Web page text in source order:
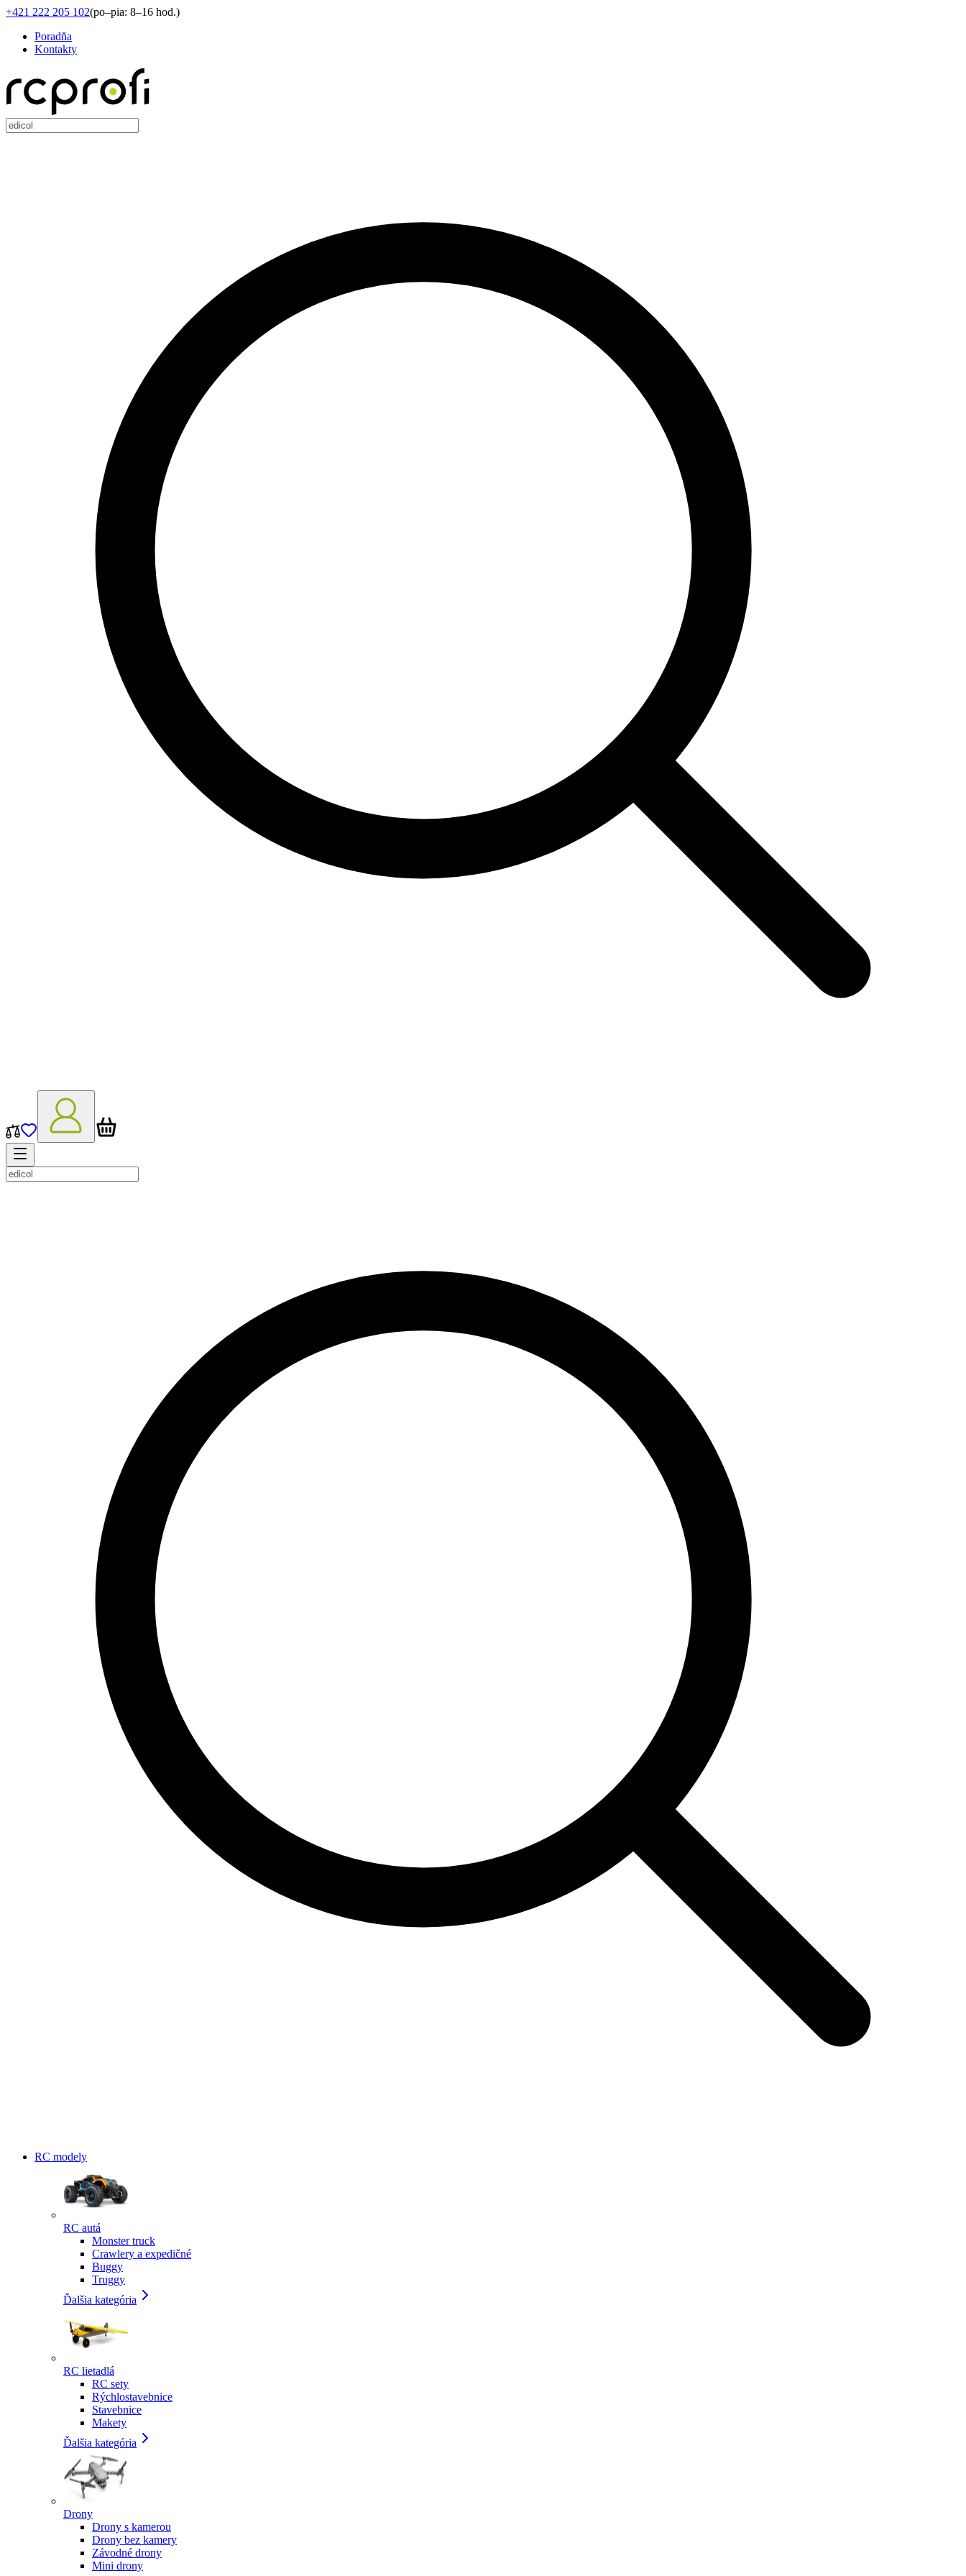
+421 222 205 102(po–pia: 8–16 hod.)
Poradňa
Kontakty
RC modely
RC autá
Monster truck
Crawlery a expedičné
Buggy
Truggy
Ďalšia kategória
RC lietadlá
RC sety
Rýchlostavebnice
Stavebnice
Makety
Ďalšia kategória
Drony
Drony s kamerou
Drony bez kamery
Závodné drony
Mini drony